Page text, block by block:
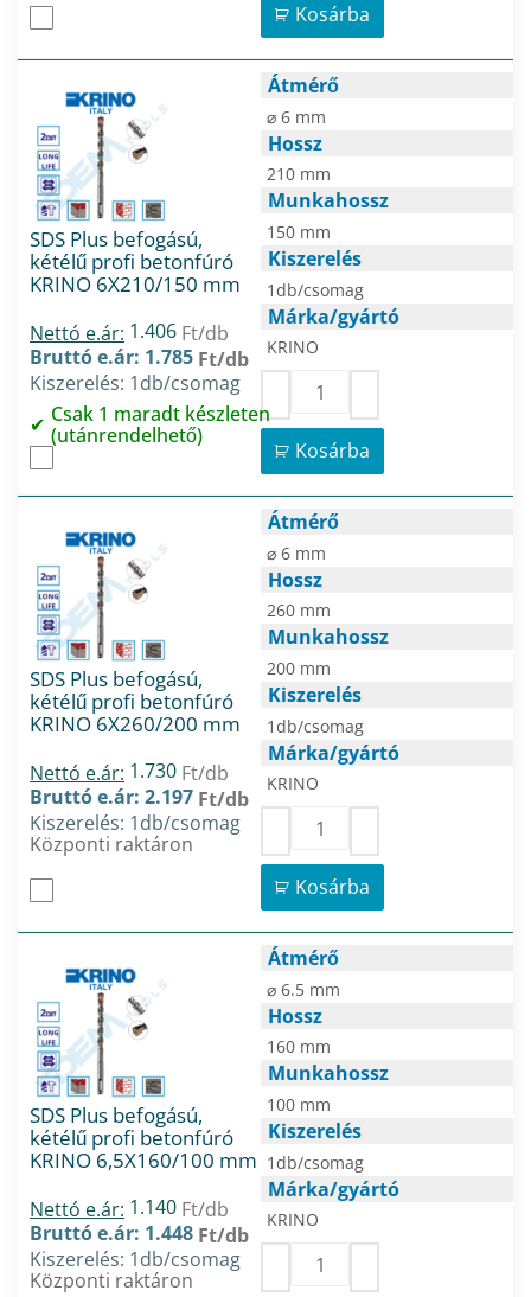
Kosárba
SDS Plus befogású,
kétélű profi betonfúró
KRINO 6X210/150 mm
Nettó e.ár: 1.406 Ft/db
Bruttó e.ár: 1.785 Ft/db
Kiszerelés: 1db/csomag
Csak 1 maradt készleten
(utánrendelhető)
Átmérő
⌀ 6 mm
Hossz
210 mm
Munkahossz
150 mm
Kiszerelés
1db/csomag
Márka/gyártó
KRINO
Kosárba
SDS Plus befogású,
kétélű profi betonfúró
KRINO 6X260/200 mm
Nettó e.ár: 1.730 Ft/db
Bruttó e.ár: 2.197 Ft/db
Kiszerelés: 1db/csomag
Központi raktáron
Átmérő
⌀ 6 mm
Hossz
260 mm
Munkahossz
200 mm
Kiszerelés
1db/csomag
Márka/gyártó
KRINO
Kosárba
SDS Plus befogású,
kétélű profi betonfúró
KRINO 6,5X160/100 mm
Nettó e.ár: 1.140 Ft/db
Bruttó e.ár: 1.448 Ft/db
Kiszerelés: 1db/csomag
Központi raktáron
Átmérő
⌀ 6.5 mm
Hossz
160 mm
Munkahossz
100 mm
Kiszerelés
1db/csomag
Márka/gyártó
KRINO